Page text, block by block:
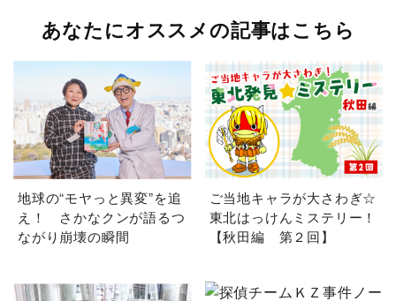
あなたにオススメの記事はこちら
地球の“モヤっと異変”を追
え！ さかなクンが語るつ
ながり崩壊の瞬間
ご当地キャラが大さわぎ☆
東北はっけんミステリー！
【秋田編 第２回】